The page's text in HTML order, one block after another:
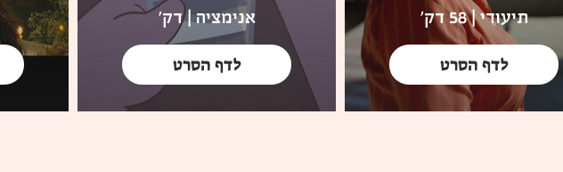
תיעודי | 58 דק'
לדף הסרט
אנימציה | דק'
לדף הסרט